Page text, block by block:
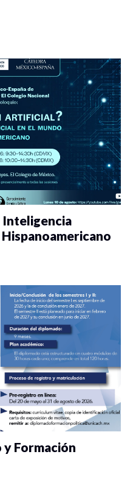
Inteligencia
Formación